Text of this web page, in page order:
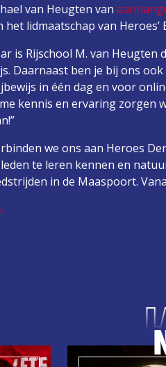
van Heugten van
lidmaatschap van Heroes’
is Rijschool M. van
Daarnaast ben je bij ons
in één dag en voor
kennis en ervaring zorgen
we ons aan Heroes
te leren kennen en
in de Maaspoort.